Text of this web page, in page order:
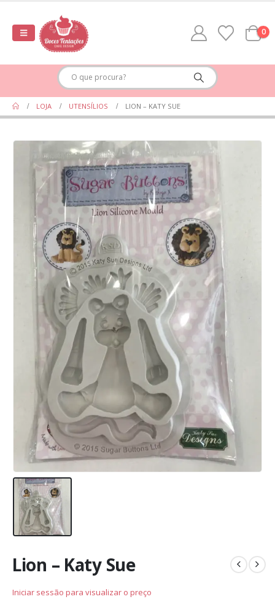
0
LOJA UTENSÍLIOS LION – KATY SUE
Lion – Katy Sue
Iniciar sessão para visualizar o preço